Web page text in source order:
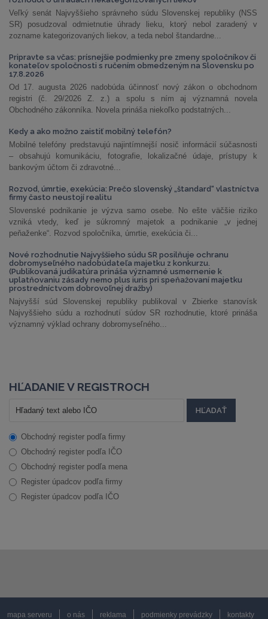
Veľký senát Najvyššieho správneho súdu Slovenskej republiky (NSS
SR) posudzoval odmietnutie úhrady lieku, ktorý nebol zaradený v
zozname kategorizovaných liekov, a teda nebol štandardne...
Pripravte sa včas: prísnejšie podmienky pre zmeny spoločníkov či
konateľov spoločnosti s ručením obmedzeným na Slovensku po
17.8.2026
Od 17. augusta 2026 nadobúda účinnosť nový zákon o obchodnom
registri (č. 29/2026 Z. z.) a spolu s ním aj významná novela
Obchodného zákonníka. Novela prináša niekoľko podstatných...
Kedy a ako možno zaistiť mobilný telefón?
Mobilné telefóny predstavujú najintímnejší nosič informácií súčasnosti
– obsahujú komunikáciu, fotografie, lokalizačné údaje, prístupy k
bankovým účtom či zdravotné...
Rozvod, úmrtie, exekúcia: Prečo slovenský „štandard“ vlastníctva
firmy často neustojí realitu
Slovenské podnikanie je výzva samo osebe. No ešte väčšie riziko
vzniká vtedy, keď je súkromný majetok a podnikanie „v jednej
peňaženke“. Rozvod spoločníka, úmrtie, exekúcia či...
Nové rozhodnutie Najvyššieho súdu SR posilňuje ochranu
dobromyseľného nadobúdateľa majetku z konkurzu.
(Publikovaná judikatúra prináša významné usmernenie k
uplatňovaniu zásady nemo plus iuris pri speňažovaní majetku
prostredníctvom dobrovoľnej dražby)
Najvyšší súd Slovenskej republiky publikoval v Zbierke stanovísk
Najvyššieho súdu a rozhodnutí súdov SR rozhodnutie, ktoré prináša
významný výklad ochrany dobromyseľného...
HĽADANIE V REGISTROCH
Obchodný register podľa firmy
Obchodný register podľa IČO
Obchodný register podľa mena
Register úpadcov podľa firmy
Register úpadcov podľa IČO
mapa serveru o nás reklama podmienky prevádzky kontakty